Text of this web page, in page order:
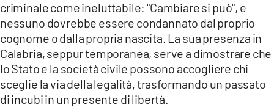
criminale come ineluttabile: "Cambiare si può", e
nessuno dovrebbe essere condannato dal proprio
cognome o dalla propria nascita. La sua presenza in
Calabria, seppur temporanea, serve a dimostrare che
lo Stato e la società civile possono accogliere chi
sceglie la via della legalità, trasformando un passato
di incubi in un presente di libertà.